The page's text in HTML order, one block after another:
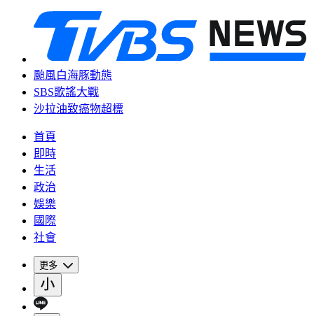
颱風白海豚動態
SBS歌謠大戰
沙拉油致癌物超標
首頁
即時
生活
政治
娛樂
國際
社會
更多